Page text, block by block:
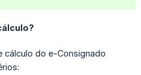
cálculo do e-Consignado